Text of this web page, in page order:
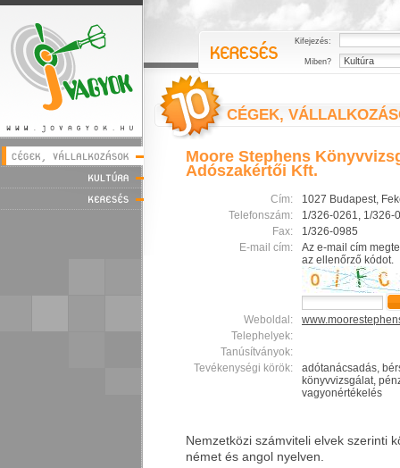
Kifejezés:
Miben?
CÉGEK,
Moore Stephens
Adószakértői Kft.
Cím:
1027 Budapest,
Telefonszám:
1/326-0261, 1/326-
Fax:
1/326-0985
E-mail cím:
Az e-mail cím
az ellenőrző kódot.
Weboldal:
Telephelyek:
Tanúsítványok:
Tevékenységi körök:
adótanácsadás,
könyvvizsgálat,
vagyonértékelés
Nemzetközi számviteli elvek szerinti
német és angol nyelven.